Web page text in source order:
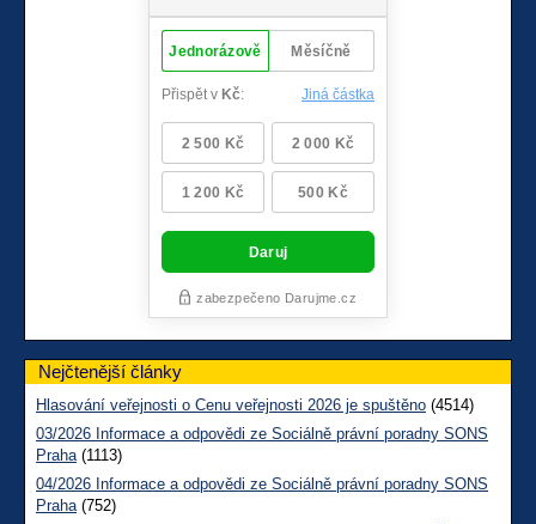
Nejčtenější články
Hlasování veřejnosti o Cenu veřejnosti 2026 je spuštěno (4514)
03/2026 Informace a odpovědi ze Sociálně právní poradny SONS
Praha(1113)
04/2026 Informace a odpovědi ze Sociálně právní poradny SONS
Praha(752)